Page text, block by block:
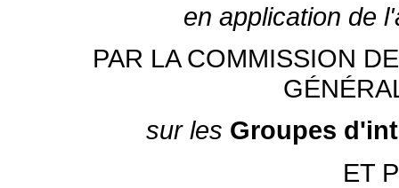
en application de
PAR LA COMMISSION
sur les Groupes
ET